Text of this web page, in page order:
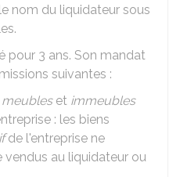
nom du liquidateur sous
pour 3 ans. Son mandat
suivantes :
meubleset immeubles
: les biens
de l'entreprise ne
vendus au liquidateur ou